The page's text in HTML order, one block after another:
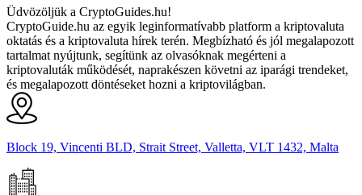
Üdvözöljük a CryptoGuides.hu!
CryptoGuide.hu az egyik leginformatívabb platform a kriptovaluta
oktatás és a kriptovaluta hírek terén. Megbízható és jól megalapozott
tartalmat nyújtunk, segítünk az olvasóknak megérteni a
kriptovaluták működését, naprakészen követni az iparági trendeket,
és megalapozott döntéseket hozni a kriptovilágban.
Block 19, Vincenti BLD, Strait Street, Valletta, VLT 1432, Malta